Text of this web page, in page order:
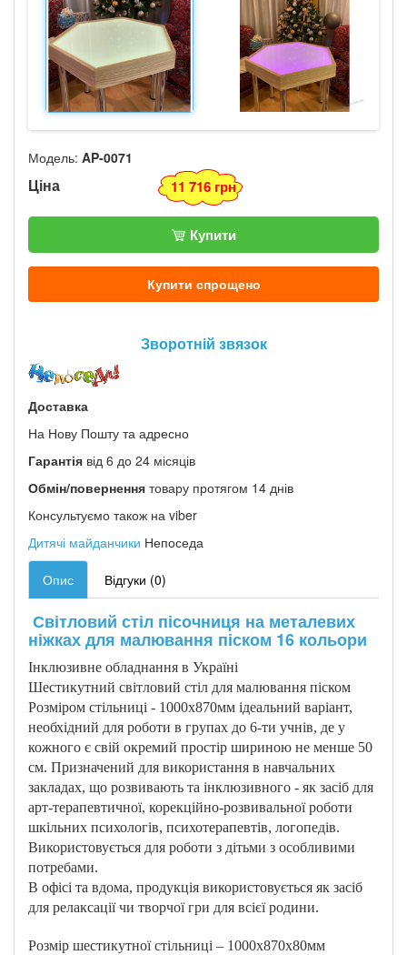
Модель: AP-0071
Ціна 11 716 грн
Купити
Купити спрощено
Зворотній звязок
Доставка
На Нову Пошту та адресно
Гарантія від 6 до 24 місяців
Обмін/повернення товару протягом 14 днів
Консультуємо також на viber
Дитячі майданчики Непоседа
Опис Відгуки (0)
Світловий стіл пісочниця на металевих
ніжках для малювання піском 16 кольори
Інклюзивне обладнання в Україні
Шестикутний світловий стіл для малювання піском
Розміром стільниці - 1000х870мм ідеальний варіант,
необхідний для роботи в групах до 6-ти учнів, де у
кожного є свій окремий простір шириною не менше 50
см. Призначений для використання в навчальних
закладах, що розвивають та інклюзивного - як засіб для
арт-терапевтичної, корекційно-розвивальної роботи
шкільних психологів, психотерапевтів, логопедів.
Використовується для роботи з дітьми з особливими
потребами.
В офісі та вдома, продукція використовується як засіб
для релаксації чи творчої гри для всієї родини.
Розмір шестикутної стільниці – 1000х870х80мм